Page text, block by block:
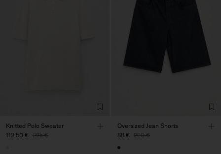
Knitted Polo Sweater
112,50 € 225 €
Oversized Jean Shorts
88 € 220 €